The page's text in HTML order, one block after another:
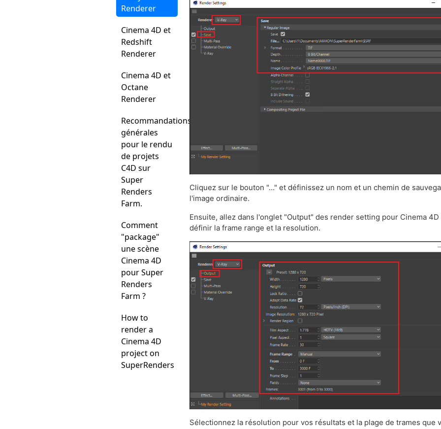
Renderer
Cinema 4D et
Redshift
Renderer
Cinema 4D et
Octane
Renderer
Recommandations
générales
pour le rendu
de projets
C4D sur
Super
Renders
Farm.
Comment
"package"
une scène
Cinema 4D
pour Super
Renders
Farm ?
How to
render a
Cinema 4D
project on
SuperRenders
Cliquez sur le bouton "..." et définissez un nom et un chemin de
l'image ordinaire.
Ensuite, allez dans l'onglet "Output" des render setting pour Cinema 4D
définir la frame range et la resolution.
Sélectionnez la résolution pour vos résultats et la plage de trames que